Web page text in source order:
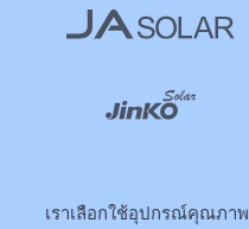
เราเลือกใช้อุปกรณ์คุณภาพ